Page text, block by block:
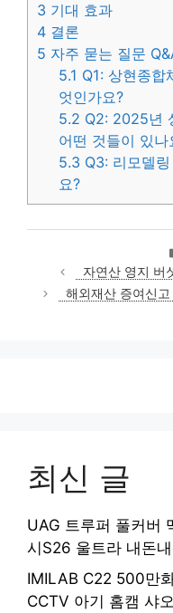
3 기대 효과
4 결론
5 자주 묻는 질문
5.1 Q1: 상현종합
엇인가요?
5.2 Q2: 2025년
어떤 것들이 있나
5.3 Q3: 리모델
요?
자연산 영지 버
해외재산 증여신
최신 글
UAG 트루퍼 풀커버
시S26 울트라 내돈
IMILAB C22 500만
CCTV 아기 홈캠 샤